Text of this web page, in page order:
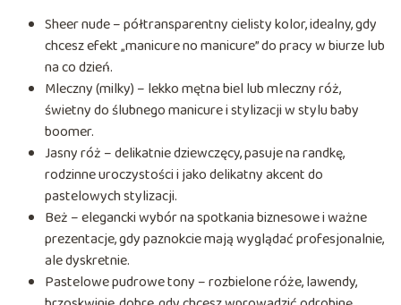
Sheer nude – półtransparentny cielisty kolor, idealny, gdy
chcesz efekt „manicure no manicure” do pracy w biurze lub
na co dzień.
Mleczny (milky) – lekko mętna biel lub mleczny róż,
świetny do ślubnego manicure i stylizacji w stylu baby
boomer.
Jasny róż – delikatnie dziewczęcy, pasuje na randkę,
rodzinne uroczystości i jako delikatny akcent do
pastelowych stylizacji.
Beż – elegancki wybór na spotkania biznesowe i ważne
prezentacje, gdy paznokcie mają wyglądać profesjonalnie,
ale dyskretnie.
Pastelowe pudrowe tony – rozbielone róże, lawendy,